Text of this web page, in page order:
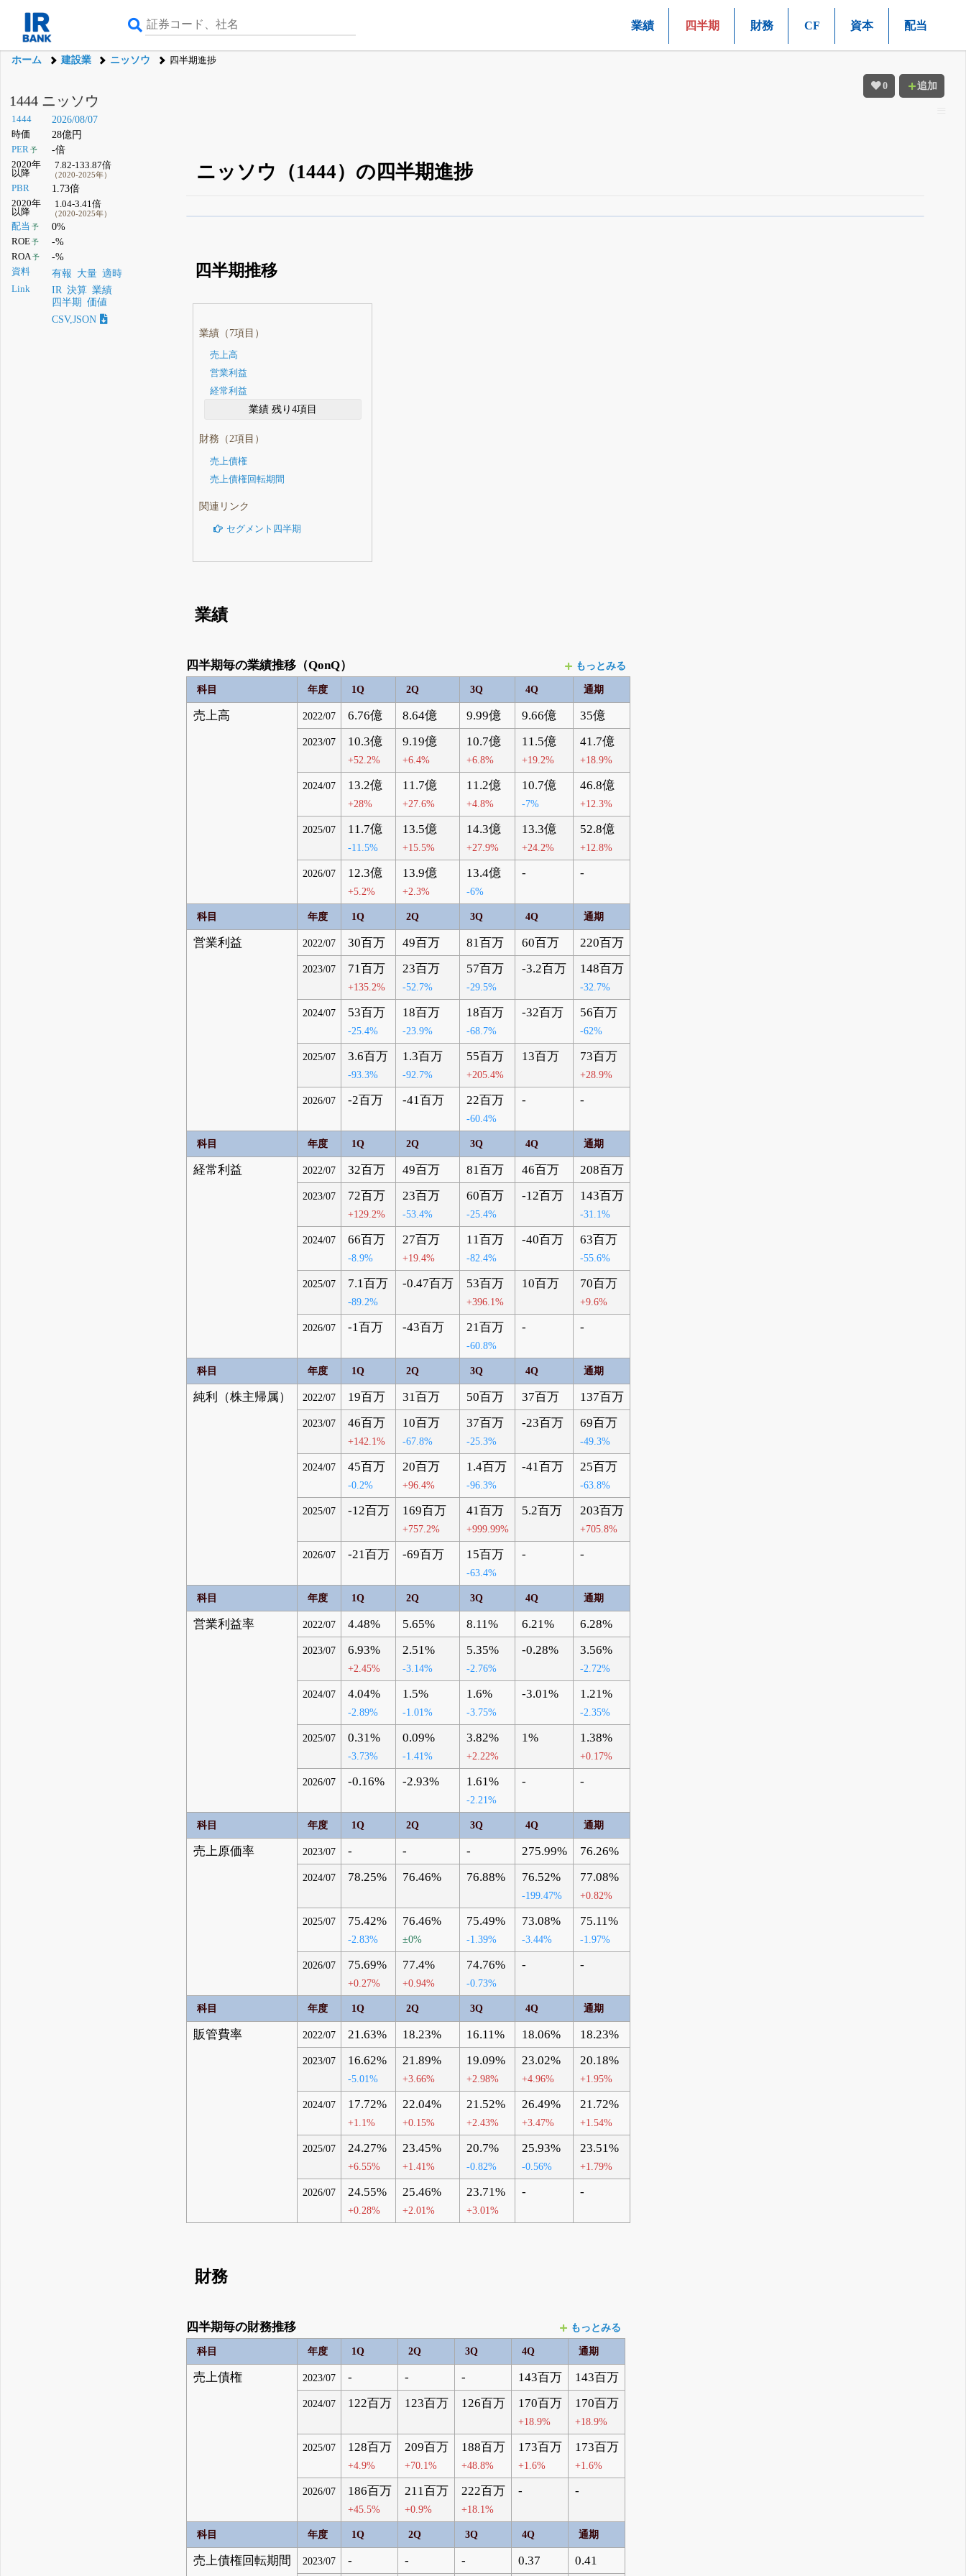
業績 四半期 財務 CF 資本 配当
ホーム 建設業 ニッソウ 四半期進捗
0 追加
1444 ニッソウ
1444 2026/08/07
時価 28億円
PER予 -倍
2020年
以降
7.82-133.87倍
（2020-2025年）
PBR 1.73倍
2020年
以降
1.04-3.41倍
（2020-2025年）
配当 予 0%
ROE予 -%
ROA予 -%
資料 有報 大量 適時
Link IR 決算 業績
四半期
価値
CSV,JSON
ニッソウ（1444）の四半期進捗
登録すると永久30%OFFと米株版の先行利用も付きます
四半期推移
業績（7項目）
売上高
営業利益
経常利益
業績 残り4項目
財務（2項目）
売上債権
売上債権回転期間
関連リンク
セグメント四半期
業績
四半期毎の業績推移（QonQ） もっとみる
科目 年度 1Q 2Q 3Q 4Q 通期
売上高 2022/07 6.76億 8.64億 9.99億 9.66億 35億
2023/07 10.3億
+52.2%
9.19億
+6.4%
10.7億
+6.8%
11.5億
+19.2%
41.7億
+18.9%
2024/07 13.2億
+28%
11.7億
+27.6%
11.2億
+4.8%
10.7億
-7%
46.8億
+12.3%
2025/07 11.7億
-11.5%
13.5億
+15.5%
14.3億
+27.9%
13.3億
+24.2%
52.8億
+12.8%
2026/07 12.3億
+5.2%
13.9億
+2.3%
13.4億
-6%
- -
科目 年度 1Q 2Q 3Q 4Q 通期
営業利益 2022/07 30百万 49百万 81百万 60百万 220百万
2023/07 71百万
+135.2%
23百万
-52.7%
57百万
-29.5%
-3.2百万 148百万
-32.7%
2024/07 53百万
-25.4%
18百万
-23.9%
18百万
-68.7%
-32百万 56百万
-62%
2025/07 3.6百万
-93.3%
1.3百万
-92.7%
55百万
+205.4%
13百万 73百万
+28.9%
2026/07 -2百万 -41百万 22百万
-60.4%
- -
科目 年度 1Q 2Q 3Q 4Q 通期
経常利益 2022/07 32百万 49百万 81百万 46百万 208百万
2023/07 72百万
+129.2%
23百万
-53.4%
60百万
-25.4%
-12百万 143百万
-31.1%
2024/07 66百万
-8.9%
27百万
+19.4%
11百万
-82.4%
-40百万 63百万
-55.6%
2025/07 7.1百万
-89.2%
-0.47百万 53百万
+396.1%
10百万 70百万
+9.6%
2026/07 -1百万 -43百万 21百万
-60.8%
- -
科目 年度 1Q 2Q 3Q 4Q 通期
純利（株主帰属） 2022/07 19百万 31百万 50百万 37百万 137百万
2023/07 46百万
+142.1%
10百万
-67.8%
37百万
-25.3%
-23百万 69百万
-49.3%
2024/07 45百万
-0.2%
20百万
+96.4%
1.4百万
-96.3%
-41百万 25百万
-63.8%
2025/07 -12百万 169百万
+757.2%
41百万
+999.99%
5.2百万 203百万
+705.8%
2026/07 -21百万 -69百万 15百万
-63.4%
- -
科目 年度 1Q 2Q 3Q 4Q 通期
営業利益率 2022/07 4.48% 5.65% 8.11% 6.21% 6.28%
2023/07 6.93%
+2.45%
2.51%
-3.14%
5.35%
-2.76%
-0.28% 3.56%
-2.72%
2024/07 4.04%
-2.89%
1.5%
-1.01%
1.6%
-3.75%
-3.01% 1.21%
-2.35%
2025/07 0.31%
-3.73%
0.09%
-1.41%
3.82%
+2.22%
1% 1.38%
+0.17%
2026/07 -0.16% -2.93% 1.61%
-2.21%
- -
科目 年度 1Q 2Q 3Q 4Q 通期
売上原価率 2023/07 - - - 275.99% 76.26%
2024/07 78.25% 76.46% 76.88% 76.52%
-199.47%
77.08%
+0.82%
2025/07 75.42%
-2.83%
76.46%
±0%
75.49%
-1.39%
73.08%
-3.44%
75.11%
-1.97%
2026/07 75.69%
+0.27%
77.4%
+0.94%
74.76%
-0.73%
- -
科目 年度 1Q 2Q 3Q 4Q 通期
販管費率 2022/07 21.63% 18.23% 16.11% 18.06% 18.23%
2023/07 16.62%
-5.01%
21.89%
+3.66%
19.09%
+2.98%
23.02%
+4.96%
20.18%
+1.95%
2024/07 17.72%
+1.1%
22.04%
+0.15%
21.52%
+2.43%
26.49%
+3.47%
21.72%
+1.54%
2025/07 24.27%
+6.55%
23.45%
+1.41%
20.7%
-0.82%
25.93%
-0.56%
23.51%
+1.79%
2026/07 24.55%
+0.28%
25.46%
+2.01%
23.71%
+3.01%
- -
財務
四半期毎の財務推移 もっとみる
科目 年度 1Q 2Q 3Q 4Q 通期
売上債権 2023/07 - - - 143百万 143百万
2024/07 122百万 123百万 126百万 170百万
+18.9%
170百万
+18.9%
2025/07 128百万
+4.9%
209百万
+70.1%
188百万
+48.8%
173百万
+1.6%
173百万
+1.6%
2026/07 186百万
+45.5%
211百万
+0.9%
222百万
+18.1%
- -
科目 年度 1Q 2Q 3Q 4Q 通期
売上債権回転期間 2023/07 - - - 0.37 0.41